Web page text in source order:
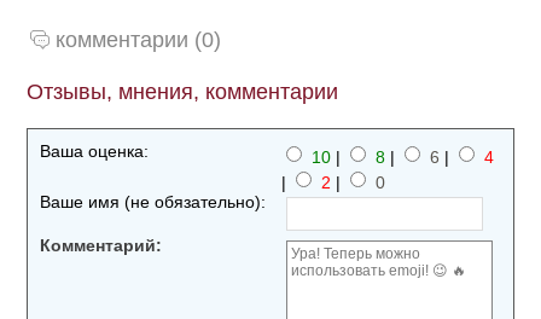
комментарии (0)
Отзывы, мнения, комментарии
Ваша оценка: 10 | 8 | 6 |
4
|
2 |
0
Ваше имя (не обязательно):
Комментарий: